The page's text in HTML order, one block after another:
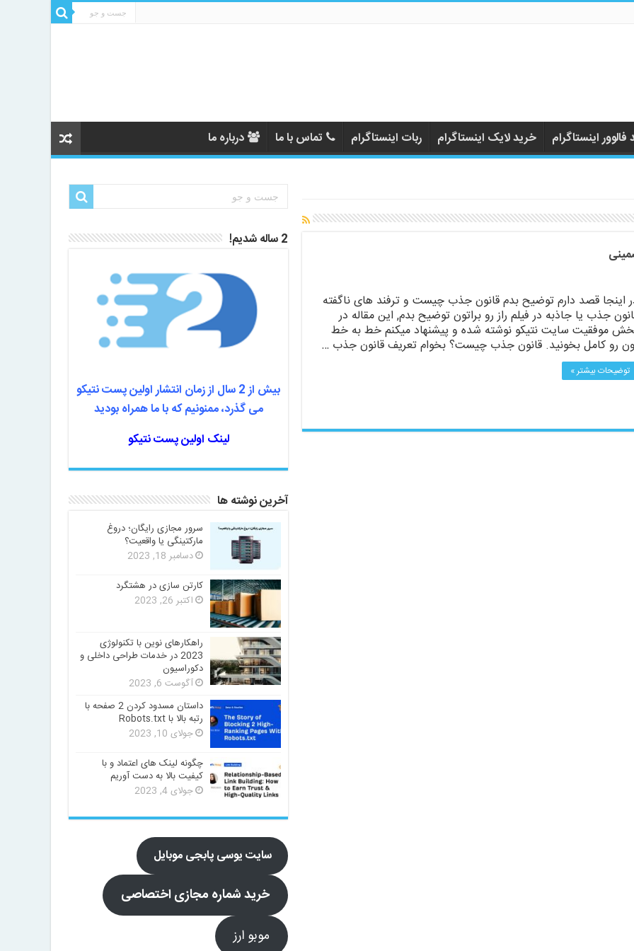
اینستاگرام خرید لایک اینستاگرام ربات اینستاگرام تماس با ما درباره ما
اینجا قصد دارم توضیح بدم قانون جذب چیست و ترفند های ناگفته
جذب یا جاذبه در فیلم راز رو براتون توضیح بدم, این مقاله در
موفقیت سایت نتیکو نوشته شده و پیشنهاد میکنم خط به خط
رو کامل بخونید. قانون جذب چیست؟ بخوام تعریف قانون جذب …
توضیحات بیشتر »
2 ساله شدیم!
بیش از 2 سال از زمان انتشار اولین پست نتیکو
می گذرد، ممنونیم که با ما همراه بودید
لینک اولین پست نتیکو
آخرین نوشته ها
سرور مجازی رایگان؛ دروغ
مارکتینگی یا واقعیت؟
دسامبر 18, 2023
کارتن سازی در هشتگرد
اکتبر 26, 2023
راهکارهای نوین با تکنولوژی
2023 در خدمات طراحی داخلی و
دکوراسیون
آگوست 6, 2023
داستان مسدود کردن 2 صفحه با
رتبه بالا با Robots.txt
جولای 10, 2023
چگونه لینک های اعتماد و با
کیفیت بالا به دست آوریم
جولای 4, 2023
سایت یوسی پابجی موبایل
خرید شماره مجازی اختصاصی
موبو ارز